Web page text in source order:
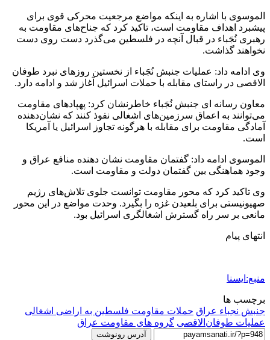
الموسوی با اشاره به اینکه مواضع مرجعیت محرکی قوی برای
پیشبرد اهداف مقاومت است، تاکید کرد که جناح‌های مقاومت به
رهبری نُجَباء در قبال آنچه در فلسطین می‌گذرد دست روی دست
نخواهند گذاشت.
وی ادامه داد: عملیات جنبش نُجَباء از نخستین روزهای نبرد طوفان
الاقصی در راستای مقابله با حملات اسرائیل آغاز شد و ادامه دارد.
معاون رسانه ای جنبش نُجَباء خاطرنشان کرد: پهپادهای مقاومت
می‌توانند به اعماق سرزمین‌های اشغالی نفوذ کنند که نشان‌دهنده
آمادگی مقاومت برای مقابله با هرگونه تجاوز اسرائیل یا آمریکا
است.
الموسوی ادامه داد: گفتمان مقاومت نشان دهنده منافع عراق و
وجود هماهنگی بین گفتمان دولت و مقاومت است.
وی تاکید کرد که محور مقاومت توانست جلوی تلاش‌های رژیم
صهیونیستی برای بلعیدن غزه را بگیرد. وحدت مواضع در این محور
مانعی بر سر راه گسترش اشغالگری اسرائیل بود.
انتهای پیام
منبع:ایسنا
برچسب ها
جنبش نجباء عراق حملات مقاومت فلسطین به اراضی اشغالی
عملیات طوفان‌الاقصی گروه های مقاومت عراق
آدرس رونوشت